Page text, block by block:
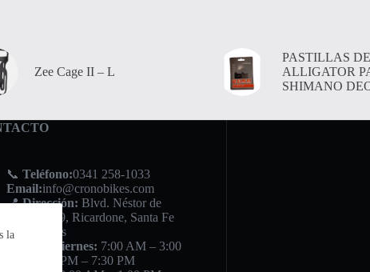
la
Zee Cage II – L
PASTILLAS
ALLIGATOR
SHIMANO
📞 Teléfono:0341 258-1033
Email:info@cronobikes.com
📍Dirección: Blvd. Néstor de
Iriondo 749, Ricardone, Santa Fe
⏰ Horarios
Lunes a Viernes: 7:00 AM – 3:00
PM / 4:30 PM – 7:30 PM